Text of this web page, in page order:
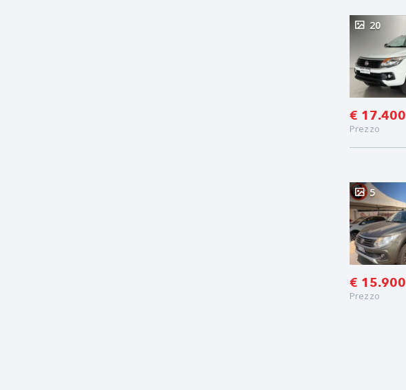
20
€ 17.400
Prezzo
5
€ 15.900
Prezzo